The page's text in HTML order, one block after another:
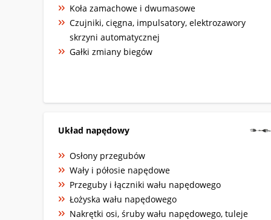
Koła zamachowe i dwumasowe
Czujniki, cięgna, impulsatory, elektrozawory
skrzyni automatycznej
Gałki zmiany biegów
Układ napędowy
Osłony przegubów
Wały i półosie napędowe
Przeguby i łączniki wału napędowego
Łożyska wału napędowego
Nakrętki osi, śruby wału napędowego, tuleje